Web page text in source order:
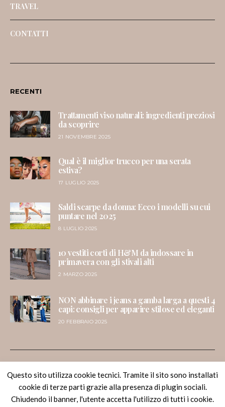
TRAVEL
CONTATTI
RECENTI
Trattamenti viso naturali: ingredienti preziosi
da scoprire
21 NOVEMBRE 2025
Qual è il miglior trucco per una serata
estiva?
17 LUGLIO 2025
Saldi scarpe da donna: Ecco i modelli su cui
puntare nel 2025
8 LUGLIO 2025
10 vestiti corti di H&M da indossare in
primavera con gli stivali alti
2 MARZO 2025
NON abbinare i jeans a gamba larga a questi 4
capi: consigli per apparire stilose ed eleganti
20 FEBBRAIO 2025
Dressing & Toppings
Melania Migliozzi - Lifestyle Blogger
Questo sito utilizza cookie tecnici. Tramite il sito sono installati
cookie di terze parti grazie alla presenza di plugin sociali.
Chiudendo il banner, l'utente accetta l'utilizzo di tutti i cookie.